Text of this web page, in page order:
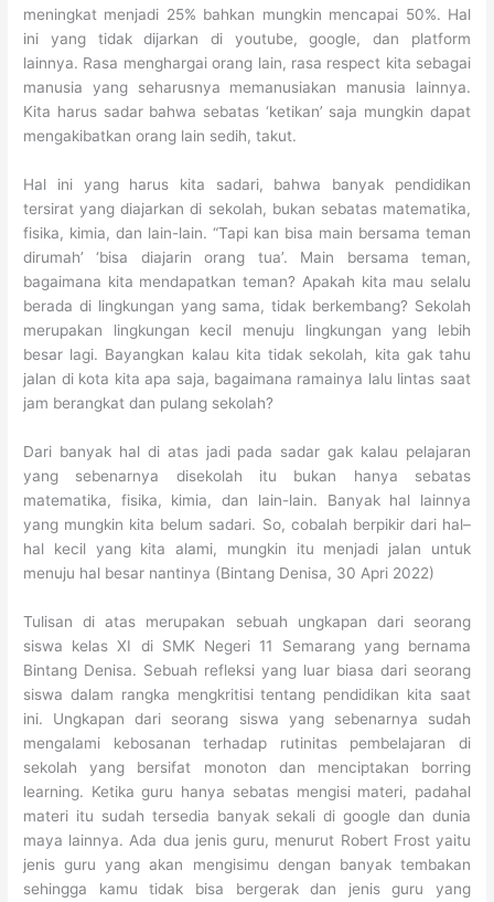
meningkat menjadi 25% bahkan mungkin mencapai 50%. Hal
ini yang tidak dijarkan di youtube, google, dan platform
lainnya. Rasa menghargai orang lain, rasa respect kita sebagai
manusia yang seharusnya memanusiakan manusia lainnya.
Kita harus sadar bahwa sebatas ‘ketikan’ saja mungkin dapat
mengakibatkan orang lain sedih, takut.
Hal ini yang harus kita sadari, bahwa banyak pendidikan
tersirat yang diajarkan di sekolah, bukan sebatas matematika,
fisika, kimia, dan lain-lain. “Tapi kan bisa main bersama teman
dirumah’ ‘bisa diajarin orang tua’. Main bersama teman,
bagaimana kita mendapatkan teman? Apakah kita mau selalu
berada di lingkungan yang sama, tidak berkembang? Sekolah
merupakan lingkungan kecil menuju lingkungan yang lebih
besar lagi. Bayangkan kalau kita tidak sekolah, kita gak tahu
jalan di kota kita apa saja, bagaimana ramainya lalu lintas saat
jam berangkat dan pulang sekolah?
Dari banyak hal di atas jadi pada sadar gak kalau pelajaran
yang sebenarnya disekolah itu bukan hanya sebatas
matematika, fisika, kimia, dan lain-lain. Banyak hal lainnya
yang mungkin kita belum sadari. So, cobalah berpikir dari hal–
hal kecil yang kita alami, mungkin itu menjadi jalan untuk
menuju hal besar nantinya (Bintang Denisa, 30 Apri 2022)
Tulisan di atas merupakan sebuah ungkapan dari seorang
siswa kelas XI di SMK Negeri 11 Semarang yang bernama
Bintang Denisa. Sebuah refleksi yang luar biasa dari seorang
siswa dalam rangka mengkritisi tentang pendidikan kita saat
ini. Ungkapan dari seorang siswa yang sebenarnya sudah
mengalami kebosanan terhadap rutinitas pembelajaran di
sekolah yang bersifat monoton dan menciptakan borring
learning. Ketika guru hanya sebatas mengisi materi, padahal
materi itu sudah tersedia banyak sekali di google dan dunia
maya lainnya. Ada dua jenis guru, menurut Robert Frost yaitu
jenis guru yang akan mengisimu dengan banyak tembakan
sehingga kamu tidak bisa bergerak dan jenis guru yang